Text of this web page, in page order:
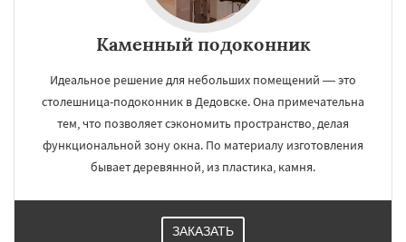
Каменный подоконник
Идеальное решение для небольших помещений — это
столешница-подоконник в Дедовске. Она примечательна
тем, что позволяет сэкономить пространство, делая
функциональной зону окна. По материалу изготовления
бывает деревянной, из пластика, камня.
ЗАКАЗАТЬ